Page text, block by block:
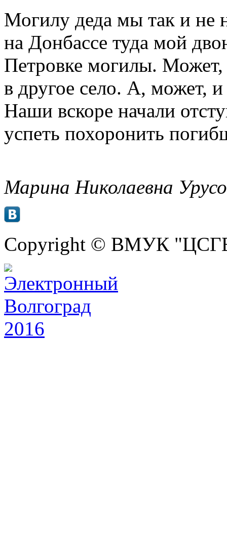
Могилу деда мы так и не
на Донбассе туда мой
Петровке могилы. Может,
в другое село. А, может,
Наши вскоре начали
успеть похоронить
Марина Николаевна
Copyright © ВМУК